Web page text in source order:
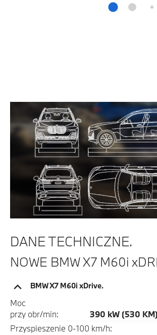
DANE TECHNICZNE.
NOWE BMW X7 M60i
BMW X7 M60i xDrive.
Moc
przy obr/min:
390 kW (530
Przyspieszenie 0-100 km/h: